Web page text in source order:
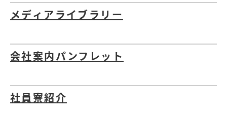
メディアライブラリー
会社案内パンフレット
社員寮紹介